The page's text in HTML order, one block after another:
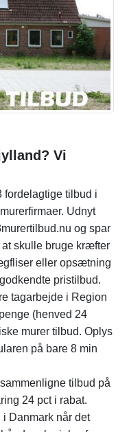
Vi
fordelagtige tilbud i
Udnyt
og spar
skulle bruge kræfter
eller opsætning
pristilbud.
tagarbejde i Region
(henved 24
murer tilbud. Oplys
på bare 8 min
tilbud på
24 pct i rabat.
Danmark når det